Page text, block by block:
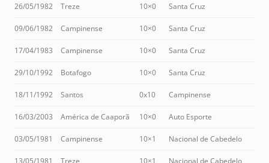
26/05/1982 Treze 10×0 Santa Cruz
09/06/1982 Campinense 10×0 Santa Cruz
17/04/1983 Campinense 10×0 Santa Cruz
29/10/1992 Botafogo 10×0 Santa Cruz
18/11/1992 Santos 0x10 Campinense
16/03/2003 América de Caaporã 10×0 Auto Esporte
03/05/1981 Campinense 10×1 Nacional de Cabedelo
13/05/1981 Treze 10×1 Nacional de Cabedelo